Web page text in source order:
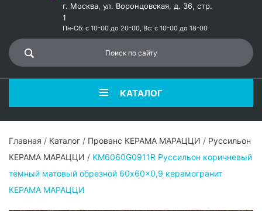
г. Москва, ул. Воронцовская, д. 36, стр.
1
Пн-Сб: с 10-00 до 20-00, Вс: с 10-00 до 18-00
КАТАЛОГ
Главная / Каталог / Прованс КЕРАМА МАРАЦЦИ / Руссильон
КЕРАМА МАРАЦЦИ / KM6060G0911R Руссильон коричневый
тёмный матовый обрезной 60x60x0,9 керамогранит
КЕРАМА МАРАЦЦИ